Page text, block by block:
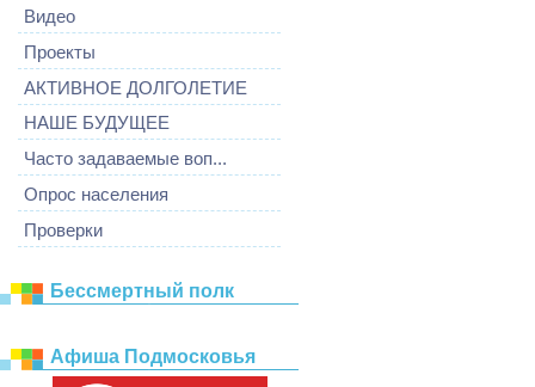
Видео
Проекты
АКТИВНОЕ ДОЛГОЛЕТИЕ
НАШЕ БУДУЩЕЕ
Часто задаваемые воп...
Опрос населения
Проверки
Бессмертный полк
Афиша Подмосковья